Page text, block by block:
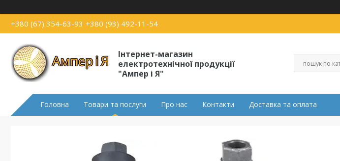
+380 (67) 354-63-93 +380 (93) 492-11-54
Інтернет-магазин
електротехнічної продукції
"Ампер і Я"
Головна Товари та послуги Про нас Контакти Доставка та оплата